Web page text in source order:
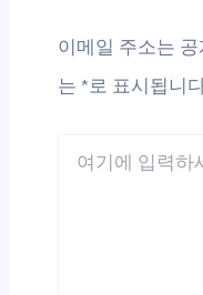
이메일 주소는
는 *로 표시됩니